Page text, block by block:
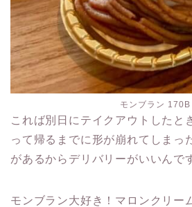
モンブラン 170B
これば別日にテイクアウトしたと
って帰るまでに形が崩れてしまっ
があるからデリバリーがいいんで
モンブラン大好き！マロンクリー